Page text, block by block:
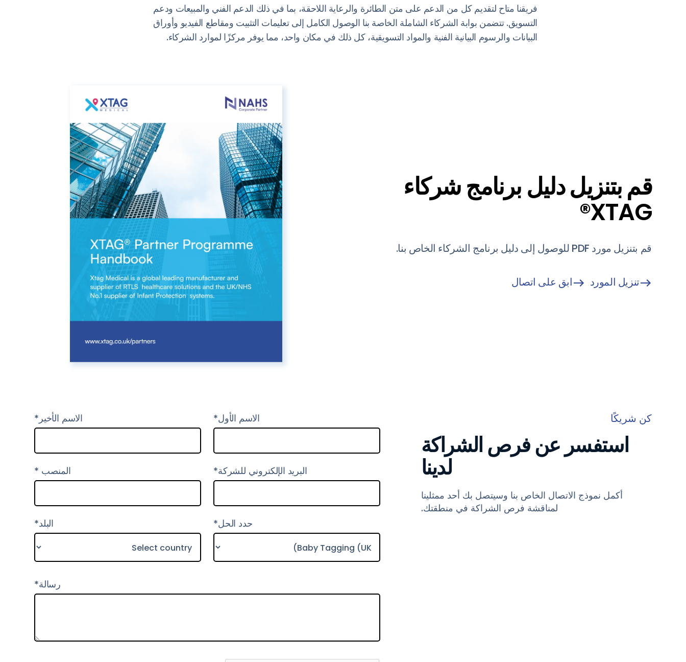
فريقنا متاح لتقديم كل من الدعم على متن الطائرة والرعاية اللاحقة، بما في ذلك الدعم الفني والمبيعات ودعم
التسويق. تتضمن بوابة الشركاء الشاملة الخاصة بنا الوصول الكامل إلى تعليمات التثبيت ومقاطع الفيديو وأوراق
البيانات والرسوم البيانية الفنية والمواد التسويقية، كل ذلك في مكان واحد، مما يوفر مركزًا لموارد الشركاء.
قم بتنزيل دليل برنامج شركاء
XTAG®
قم بتنزيل مورد PDF للوصول إلى دليل برنامج الشركاء الخاص بنا.
تنزيل المورد ابق على اتصال
كن شريكًا
استفسر عن فرص الشراكة
لدينا
أكمل نموذج الاتصال الخاص بنا وسيتصل بك أحد ممثلينا
لمناقشة فرص الشراكة في منطقتك.
الاسم الأول* الاسم الأخير*
البريد الإلكتروني للشركة* المنصب *
حدد الحل* البلد*
رسالة*